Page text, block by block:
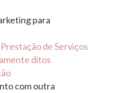
para
de Serviços
ditos
com outra